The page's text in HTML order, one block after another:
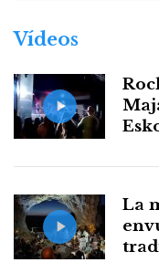
Vídeos
La